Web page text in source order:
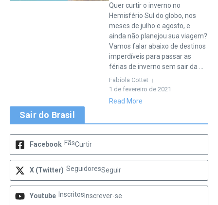
Quer curtir o inverno no
Hemisfério Sul do globo, nos
meses de julho e agosto, e
ainda não planejou sua viagem?
Vamos falar abaixo de destinos
imperdíveis para passar as
férias de inverno sem sair da ...
Fabíola Cottet
1 de fevereiro de 2021
Read More
Sair do Brasil
Facebook FãsCurtir
X (Twitter) SeguidoresSeguir
Youtube Inscritos Inscrever-se